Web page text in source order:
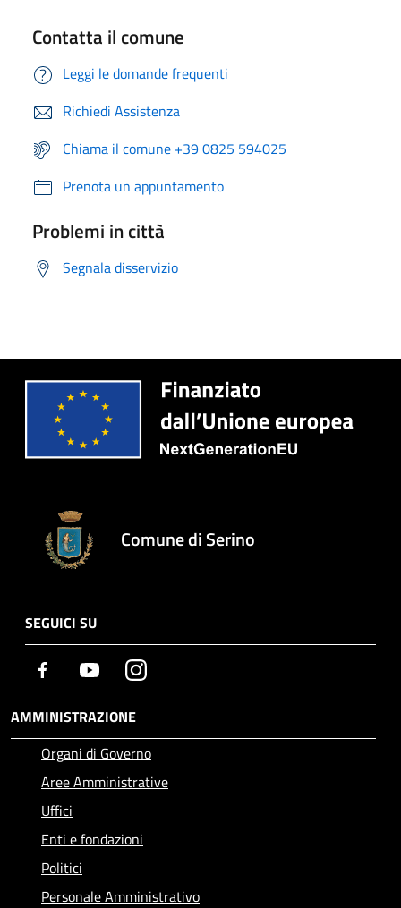
Contatta il comune
Leggi le domande frequenti
Richiedi Assistenza
Chiama il comune +39 0825 594025
Prenota un appuntamento
Problemi in città
Segnala disservizio
Comune di Serino
SEGUICI SU
Facebook YoutubeInstagram
AMMINISTRAZIONE
Organi di Governo
Aree Amministrative
Uffici
Enti e fondazioni
Politici
Personale Amministrativo